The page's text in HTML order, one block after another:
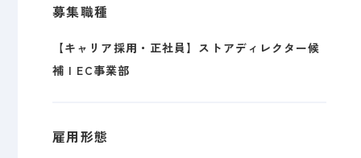
募集職種
【キャリア採用・正社員】ストアディレクター候
補 | EC事業部
雇用形態